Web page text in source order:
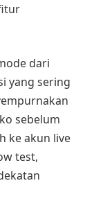
dari
yang sering
sebelum
ke akun live
test,